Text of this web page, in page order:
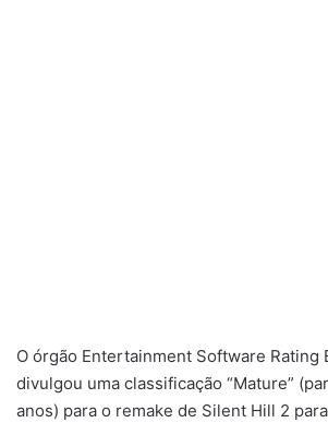
O órgão Entertainment Software Rating
divulgou uma classificação “Mature”
anos) para o remake de Silent Hill 2